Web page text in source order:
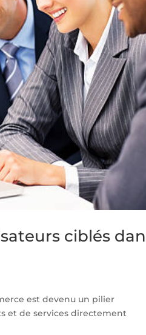
ciblés
est devenu un pilier
et de services directement